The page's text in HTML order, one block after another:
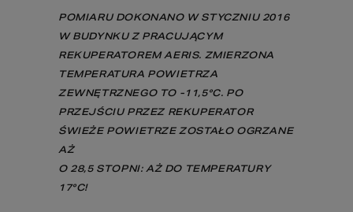
POMIARU DOKONANO W STYCZNIU 2016
W BUDYNKU Z PRACUJĄCYM
REKUPERATOREM AERIS. ZMIERZONA
TEMPERATURA POWIETRZA
ZEWNĘTRZNEGO TO -11,5°C. PO
PRZEJŚCIU PRZEZ REKUPERATOR
ŚWIEŻE POWIETRZE ZOSTAŁO OGRZANE
AŻ
O 28,5 STOPNI: AŻ DO TEMPERATURY
17°C!